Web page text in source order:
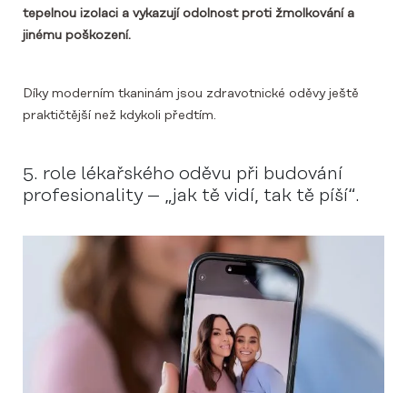
tepelnou izolaci a vykazují odolnost proti žmolkování a
jinému poškození.
Díky moderním tkaninám jsou zdravotnické oděvy ještě
praktičtější než kdykoli předtím.
5. role lékařského oděvu při budování
profesionality – „jak tě vidí, tak tě píší“.